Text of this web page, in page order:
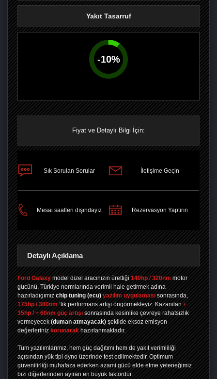
Yakıt Tasarruf
-10%
Fiyat ve Detaylı Bilgi İçin:
Sık Sorulan Sorular İletişime Geçin
Mesai saatleri dışındayız Rezervasyon Yaptırın
Detaylı Açıklama
Ford Galaxy model dizel aracınızın ürettiği 140hp / 320nm motor
gücünü, Türkiye normlarında verimli hale getirmek adına
hazırladıgımız chip tuning (ecu) yazılım uygulaması sonrasında,
175hp / 380nm ’lik performans artışı öngörmekteyiz. Kazanılan +
35hp / + 60nm güç artışı sonrasında kesinlike çevreye rahatsızlık
vermeyecek (duman atmayacak) şekilde eksoz emisyon
değerleriniz korunarak hazırlanmaktadır.
Tüm yazılımlarımız, hem güç dağıtımı hem de yakıt verimliliği
açısından yük tipi dyno üzerinde test edilmektedir. Optimum
güvenilirliği muhafaza ederken azami gücü elde etme yeteneğimiz
bizi diğerlerinden ayıran en büyük faktördür.